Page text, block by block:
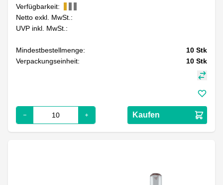
Verfügbarkeit:
Netto exkl. MwSt.:
UVP inkl. MwSt.:
Mindestbestellmenge: 10 Stk
Verpackungseinheit:
10 Stk
Kaufen